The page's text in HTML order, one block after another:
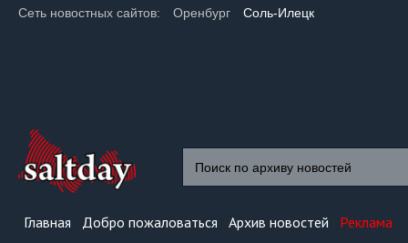
Сеть новостных сайтов: Оренбург Соль-Илецк
Главная Добро пожаловаться Архив новостей
Реклама